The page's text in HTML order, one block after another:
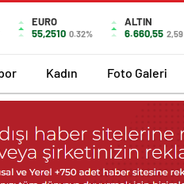
EURO
55,2510 0.32%
ALTIN
6.660,55 2,59
Kadın Foto Galeri